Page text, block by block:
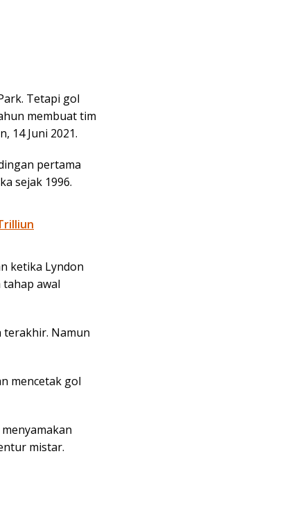
Tetapi gol
membuat tim
14 Juni 2021.
pertama
sejak 1996.
ketika Lyndon
awal
terakhir. Namun
mencetak gol
mistar.